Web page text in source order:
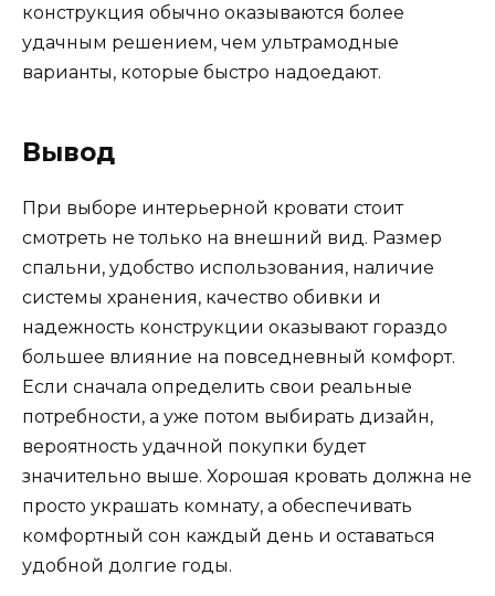
конструкция обычно оказываются более
удачным решением, чем ультрамодные
варианты, которые быстро надоедают.
Вывод
При выборе интерьерной кровати стоит
смотреть не только на внешний вид. Размер
спальни, удобство использования, наличие
системы хранения, качество обивки и
надежность конструкции оказывают гораздо
большее влияние на повседневный комфорт.
Если сначала определить свои реальные
потребности, а уже потом выбирать дизайн,
вероятность удачной покупки будет
значительно выше. Хорошая кровать должна не
просто украшать комнату, а обеспечивать
комфортный сон каждый день и оставаться
удобной долгие годы.